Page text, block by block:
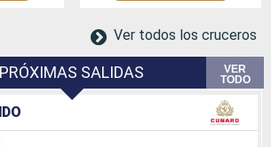
Ver todos los cruceros
PRÓXIMAS SALIDAS
VER
TODO